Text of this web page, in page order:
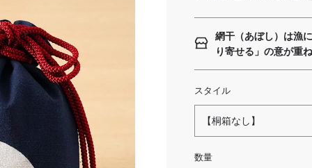
網干（あぼし）は漁
り寄せる」の意が重
スタイル
【桐箱なし】
数量